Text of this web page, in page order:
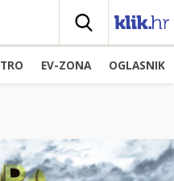
EV-ZONA OGLASNIK